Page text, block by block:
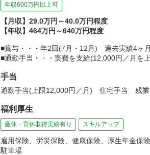
年収600万円以上可
【月収】29.0万円～40.0万円程度
【年収】464万円～640万円程度
■賞与・・・年2回(7月・12月) 過去実績4ヶ
■通勤手当・・・実費を支給(12,000円／月を
手当
通勤手当(上限12,000円／月) 住宅手当 残業
福利厚生
産休・育休取得実績有り スキルアップ
雇用保険、労災保険、健康保険、厚生年金保険
駐車場